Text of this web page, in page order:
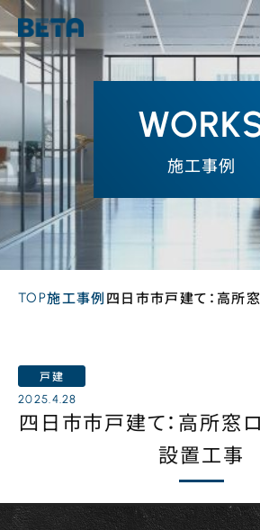
内
容
ッ
プ
施工事例
TOP施工事例 四日市市戸建て：高所
戸建
2025.4.28
四日市市戸建て：高所窓
設置工事